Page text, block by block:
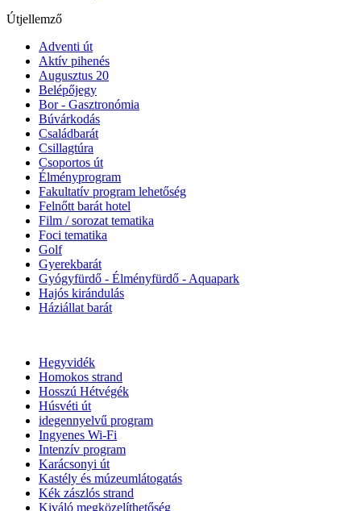
Útjellemző
Adventi út
Aktív pihenés
Augusztus 20
Belépőjegy
Bor - Gasztronómia
Búvárkodás
Családbarát
Csillagtúra
Csoportos út
Élményprogram
Fakultatív program lehetőség
Felnőtt barát hotel
Film / sorozat tematika
Foci tematika
Golf
Gyerekbarát
Gyógyfürdő - Élményfürdő - Aquapark
Hajós kirándulás
Háziállat barát
Hegyvidék
Homokos strand
Hosszú Hétvégék
Húsvéti út
idegennyelvű program
Ingyenes Wi-Fi
Intenzív program
Karácsonyi út
Kastély és múzeumlátogatás
Kék zászlós strand
Kiváló megközelíthetőség